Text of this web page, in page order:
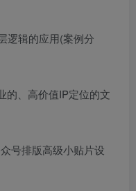
逻辑的应用(案例分
的、高价值IP定位的文
号排版高级小贴片设